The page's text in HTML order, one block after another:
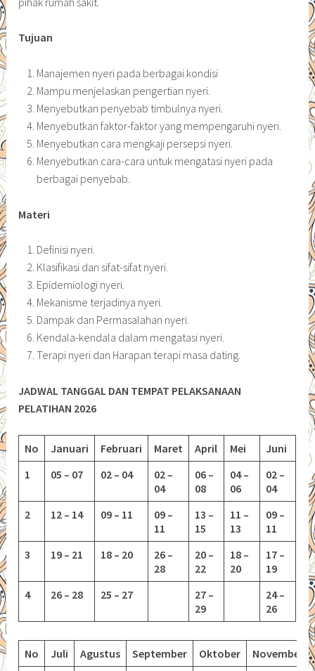
Tujuan
Manajemen nyeri pada berbagai kondisi
Mampu menjelaskan pengertian nyeri.
Menyebutkan penyebab timbulnya nyeri.
Menyebutkan faktor-faktor yang mempengaruhi nyeri.
Menyebutkan cara mengkaji persepsi nyeri.
Menyebutkan cara-cara untuk mengatasi nyeri pada
berbagai penyebab.
Materi
Definisi nyeri.
Klasifikasi dan sifat-sifat nyeri.
Epidemiologi nyeri.
Mekanisme terjadinya nyeri.
Dampak dan Permasalahan nyeri.
Kendala-kendala dalam mengatasi nyeri.
Terapi nyeri dan Harapan terapi masa dating.
JADWAL TANGGAL DAN TEMPAT PELAKSANAAN
PELATIHAN 2026
No Januari Februari Maret April Mei
Juni
1
05 – 07 02 – 04
02 –
04
06 –
08
04 –
06
02 –
04
2
12 – 14 09 – 11
09 –
11
13 –
15
11 –
13
09 –
11
3
19 – 21 18 – 20
26 –
28
20 –
22
18 –
20
17 –
19
4
26 – 28 25 – 27
27 –
29
24 –
26
No Juli Agustus September Oktober
November